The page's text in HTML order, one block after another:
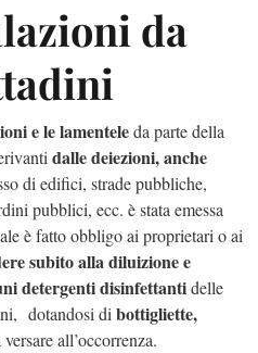
da
e le lamenteleda parte della
dalle deiezioni, anche
di edifici, strade pubbliche,
pubblici, ecc. è stata emessa
è fatto obbligo ai proprietari o ai
subito alla diluizione e
detergenti disinfettantidelle
dotandosi di bottigliette,
all’occorrenza.